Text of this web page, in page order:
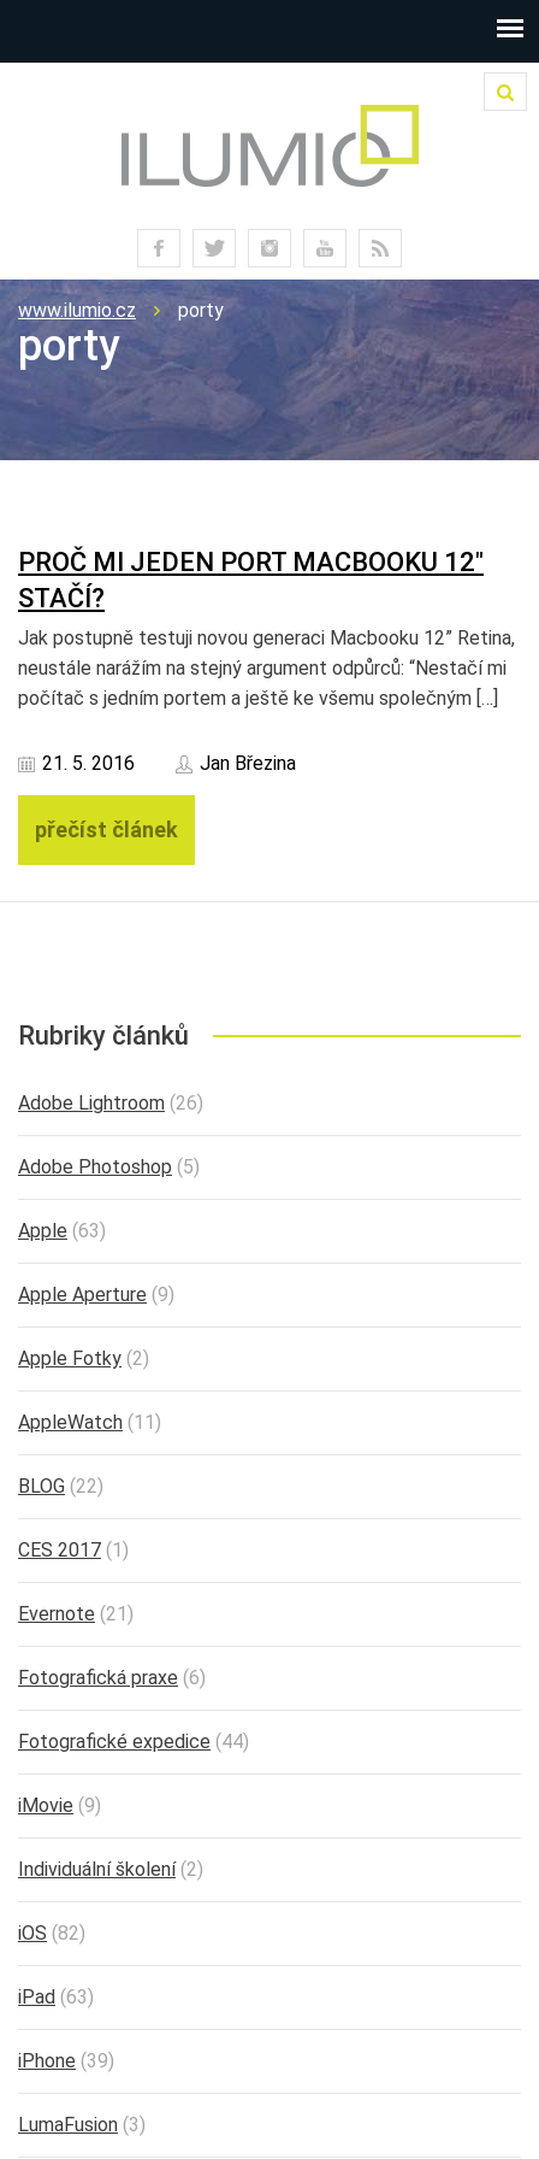
www.ilumio.cz porty
porty
PROČ MI JEDEN PORT MACBOOKU 12″
STAČÍ?
Jak postupně testuji novou generaci Macbooku 12” Retina,
neustále narážím na stejný argument odpůrců: “Nestačí mi
počítač s jedním portem a ještě ke všemu společným […]
21. 5. 2016 Jan Březina
přečíst článek
Rubriky článků
Adobe Lightroom (26)
Adobe Photoshop (5)
Apple (63)
Apple Aperture (9)
Apple Fotky (2)
AppleWatch (11)
BLOG (22)
CES 2017 (1)
Evernote (21)
Fotografická praxe (6)
Fotografické expedice (44)
iMovie (9)
Individuální školení(2)
iOS (82)
iPad (63)
iPhone (39)
LumaFusion (3)